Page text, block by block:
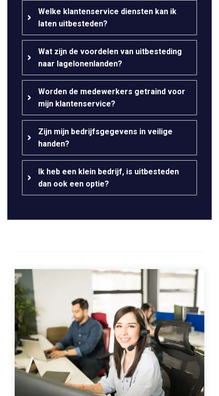
Welke klantenservice diensten kan ik
laten uitbesteden?
Wat zijn de voordelen van uitbesteding
naar lagelonenlanden?
Worden de medewerkers getraind voor
mijn klantenservice?
Zijn mijn bedrijfsgegevens in veilige
handen?
Ik heb een klein bedrijf, is uitbesteden
dan ook een optie?